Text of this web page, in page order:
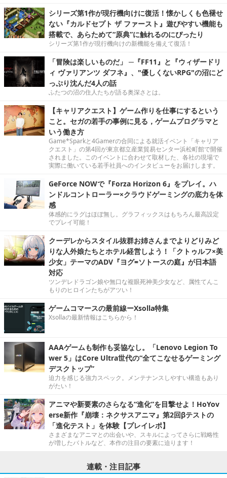
シリーズ第1作が現行機向けに復活！懐かしくも色褪せ
ない『カルドセプト ザ ファースト』遊びやすい機能も
搭載で、あらためて“原典”に触れるのにぴったり
シリーズ第1作が現行機向けの新機能を備えて復活！
「冒険は楽しいものだ」 ─『FF11』と『ウィザードリ
ィ ヴァリアンツ ダフネ』、"優しくないRPG"の沼にど
っぷり沈んだ4人の話
ふたつの沼の住人たちが語る奥深さとは。
【キャリアクエスト】ゲーム作りを仕事にするという
こと。セガの若手の事例に見る，ゲームプログラマと
いう働き方
Game*Sparkと4Gamerの合同による就活イベント「キャリア
クエスト」の第4回が東京都立産業貿易センター浜松町館で開催
されました。このイベントに合わせて取材した、各社の現場で
実際に働いている若手社員へのインタビューをお届けします。
GeForce NOWで『Forza Horizon 6』をプレイ。ハ
ンドルコントローラー×クラウドゲーミングの底力を体
感
体感的にラグはほぼ無し。グラフィックスはもちろん最高設定
でプレイ可能！
クーデレからスタイル抜群お姉さんまでよりどりみど
りな人外娘たちとホテル経営しよう！「クトゥルフ×美
少女」テーマのADV『ヨグ=ソトースの庭』が日本語
対応
ツンデレドラゴン娘や無口な複眼死神美少女など、属性てんこ
もりのヒロインたちがアツい！
ゲームコマースの最前線ーXsolla特集
Xsollaの最新情報はこちらから！
AAAゲームも制作も妥協なし。「Lenovo Legion To
wer 5」はCore Ultra世代の“全てこなせるゲーミング
デスクトップ”
迫力を感じる強力スペック。メンテナンスしやすい構造もあり
がたい！
アニマや新要素のさらなる“進化”を目撃せよ！HoYov
erse新作『崩壊：ネクサスアニマ』第2回βテストの
「進化テスト」を体験【プレイレポ】
さまざまなアニマとの出会いや、スキルによってさらに戦略性
が増したバトルなど、本作の注目の要素に迫ります！
連載・注目記事